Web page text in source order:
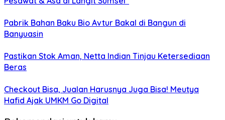
Pabrik Bahan Baku Bio Avtur Bakal di Bangun di
Banyuasin
Pastikan Stok Aman, Netta Indian Tinjau Ketersediaan
Beras
Checkout Bisa, Jualan Harusnya Juga Bisa! Meutya
Hafid Ajak UMKM Go Digital